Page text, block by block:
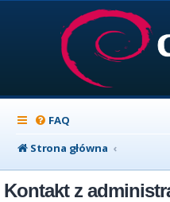
FAQ
Strona główna
Kontakt z